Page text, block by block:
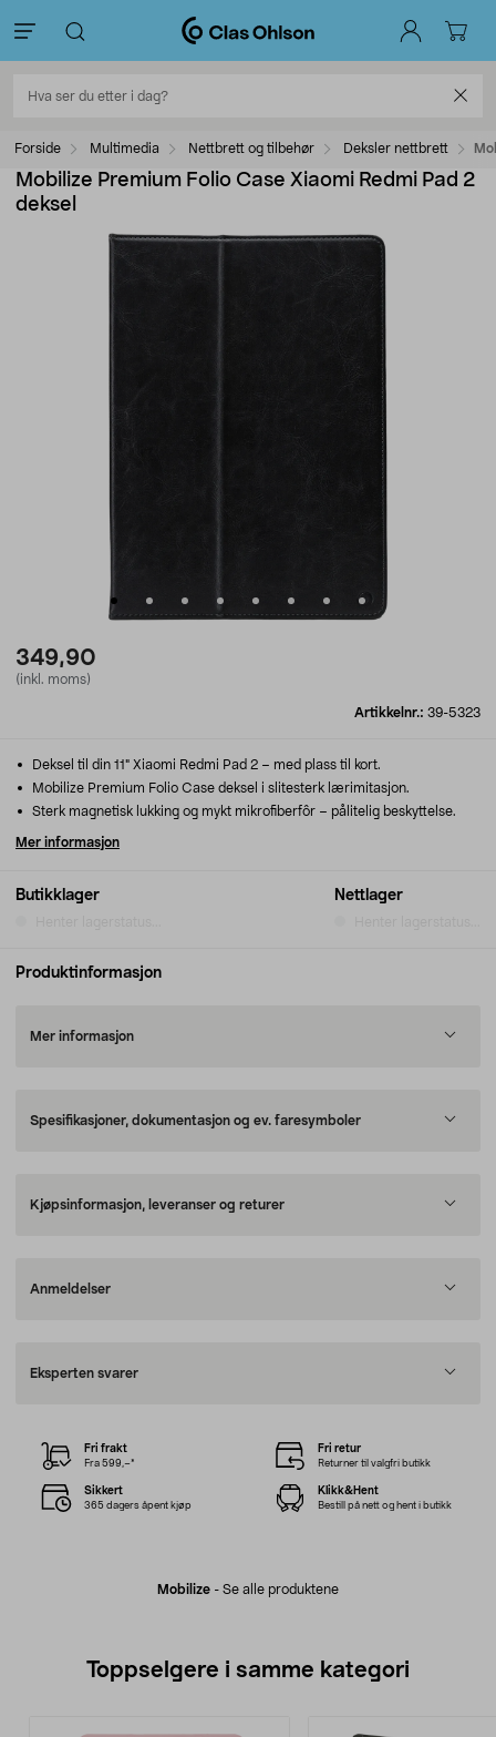
Forside Multimedia Nettbrett og tilbehør Deksler nettbrett
Mobilize Premium Folio Case Xiaomi Redmi Pad 2
deksel
349,90
(inkl. moms)
Artikkelnr.: 39-5323
Butikklager Nettlager
Deksel til din 11" Xiaomi Redmi Pad 2 – med plass til kort.
Mobilize Premium Folio Case deksel i slitesterk lærimitasjon.
Sterk magnetisk lukking og mykt mikrofiberfôr – pålitelig beskyttelse.
Mer informasjon
Produktinformasjon
Mer informasjon
Spesifikasjoner, dokumentasjon og ev. faresymboler
Kjøpsinformasjon, leveranser og returer
Anmeldelser
Eksperten svarer
Mobilize - Se alle produktene
Fri frakt
Fra 599,–*
Fri retur
Returner til valgfri butikk
Sikkert
365 dagers åpent kjøp
Klikk&Hent
Bestill på nett og hent i butikk
Toppselgere i samme kategori